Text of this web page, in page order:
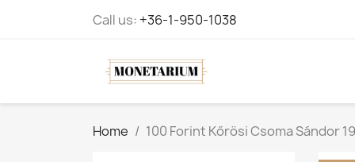
Call us: +36-1-950-1038
Home 100 Forint Kőrösi Csoma Sándor